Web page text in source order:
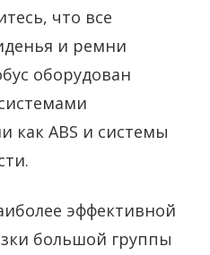
что все
и ремни
оборудован
как ABS и системы
эффективной
большой группы